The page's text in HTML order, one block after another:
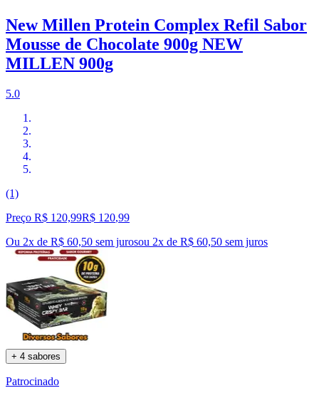
New Millen Protein Complex Refil Sabor
Mousse de Chocolate 900g NEW
MILLEN 900g
5.0
(1)
Preço R$ 120,99R$ 120,99
Ou 2x de R$ 60,50 sem jurosou 2x de R$ 60,50 sem juros
+ 4 sabores
Patrocinado